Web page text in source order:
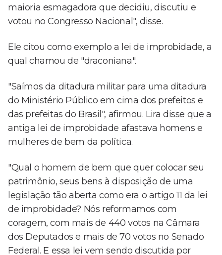
maioria esmagadora que decidiu, discutiu e
votou no Congresso Nacional", disse.
Ele citou como exemplo a lei de improbidade, a
qual chamou de "draconiana".
"Saímos da ditadura militar para uma ditadura
do Ministério Público em cima dos prefeitos e
das prefeitas do Brasil", afirmou. Lira disse que a
antiga lei de improbidade afastava homens e
mulheres de bem da política.
"Qual o homem de bem que quer colocar seu
patrimônio, seus bens à disposição de uma
legislação tão aberta como era o artigo 11 da lei
de improbidade? Nós reformamos com
coragem, com mais de 440 votos na Câmara
dos Deputados e mais de 70 votos no Senado
Federal. E essa lei vem sendo discutida por